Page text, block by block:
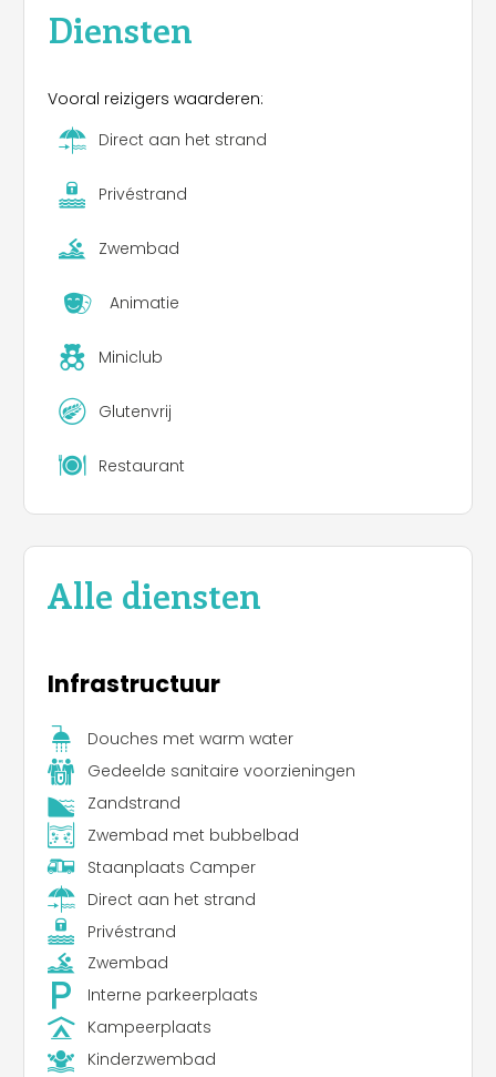
Diensten
Vooral reizigers waarderen:
Direct aan het strand
Privéstrand
Zwembad
Animatie
Miniclub
Glutenvrij
Restaurant
Alle diensten
Infrastructuur
Douches met warm water
Gedeelde sanitaire voorzieningen
Zandstrand
Zwembad met bubbelbad
Staanplaats Camper
Direct aan het strand
Privéstrand
Zwembad
Interne parkeerplaats
Kampeerplaats
Kinderzwembad